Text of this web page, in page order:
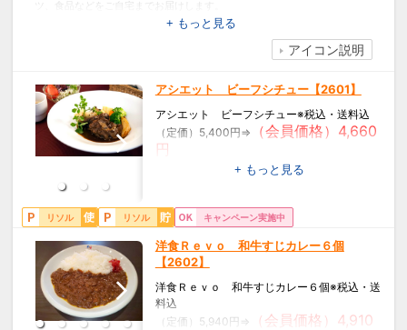
※こちらのメニューは、ご注文成立後の変更・キャンセルができません。
+ もっと見る
アイコン説明
アシエット ビーフシチュー【2601】
アシエット ビーフシチュー※税込・送料込
（定価）5,400円⇒
（会員価格）4,660
円
【箱番】6010004
【特定原材料】乳,小麦
+ もっと見る
リソル リソル キャンペーン実施中
洋食Ｒｅｖｏ 和牛すじカレー６個
【2602】
洋食Ｒｅｖｏ 和牛すじカレー６個※税込・送
料込
（定価）5,940円⇒
（会員価格）4,910